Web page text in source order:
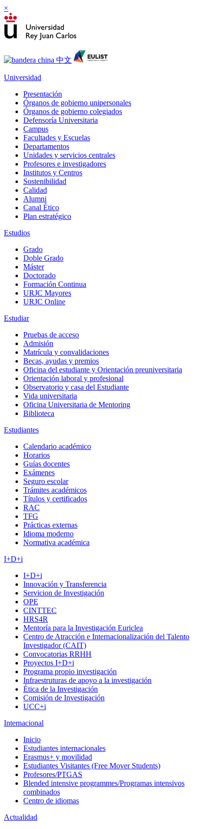
×
Universidad
Presentación
Órganos de gobierno unipersonales
Órganos de gobierno colegiados
Defensoría Universitaria
Campus
Facultades y Escuelas
Departamentos
Unidades y servicios centrales
Profesores e investigadores
Institutos y Centros
Sostenibilidad
Calidad
Alumni
Canal Ético
Plan estratégico
Estudios
Grado
Doble Grado
Máster
Doctorado
Formación Continua
URJC Mayores
URJC Online
Estudiar
Pruebas de acceso
Admisión
Matrícula y convalidaciones
Becas, ayudas y premios
Oficina del estudiante y Orientación preuniversitaria
Orientación laboral y profesional
Observatorio y casa del Estudiante
Vida universitaria
Oficina Universitaria de Mentoring
Biblioteca
Estudiantes
Calendario académico
Horarios
Guías docentes
Exámenes
Seguro escolar
Trámites académicos
Títulos y certificados
RAC
TFG
Prácticas externas
Idioma moderno
Normativa académica
I+D+i
I+D+i
Innovación y Transferencia
Servicion de Investigación
OPE
CINTTEC
HRS4R
Mentoría para la Investigación Euriclea
Centro de Atracción e Internacionalización del Talento
Investigador (CAIT)
Convocatorias RRHH
Proyectos I+D+i
Programa propio investigación
Infraestruturas de apoyo a la investigación
Ética de la Investigación
Comisión de Investigación
UCC+i
Internacional
Inicio
Estudiantes internacionales
Erasmus+ y movilidad
Estudiantes Visitantes (Free Mover Students)
Profesores/PTGAS
Blended intensive programmes/Programas intensivos
combinados
Centro de idiomas
Actualidad